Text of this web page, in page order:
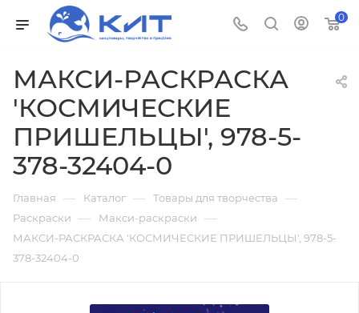
0
МАКСИ-РАСКРАСКА
'КОСМИЧЕСКИЕ
ПРИШЕЛЬЦЫ', 978-5-
378-32404-0
Главная — Каталог — Товары для творчества —
Раскраски — Макси-раскраски —
МАКСИ-РАСКРАСКА 'КОСМИЧЕСКИЕ ПРИШЕЛЬЦЫ', 978-5-
378-32404-0